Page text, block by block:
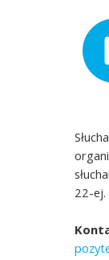
22-ej.